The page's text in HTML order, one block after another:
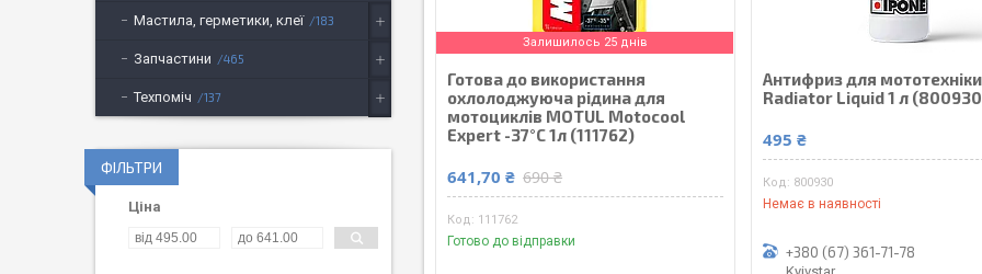
Залишилось 25 днів
Готова до використання
охлолоджуюча рідина для
мотоциклів MOTUL Motocool
Expert -37°C 1л (111762)
641,70 ₴ 690 ₴
111762
Готово до відправки
Антифриз для мототехніки
Radiator Liquid 1 л
495 ₴
800930
Немає в наявності
+380 (67) 361-71-78
Мастила, герметики, клеї 183
Запчастини 465
Техпоміч 137
ФІЛЬТРИ
Ціна